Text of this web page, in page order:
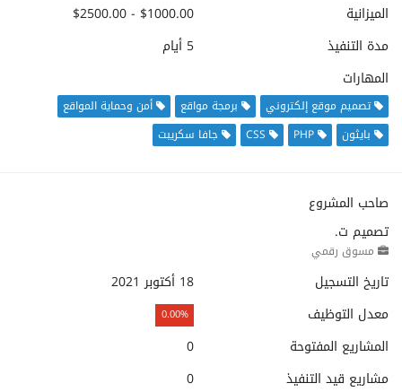
الميزانية
$1000.00 - $2500.00
مدة التنفيذ
5 أيام
المهارات
تصميم موقع إلكتروني برمجة مواقع
أمن وحماية المواقع
بايثون
PHP
CSS جافا سكريبت
صاحب المشروع
تصميم ت.
مسوق رقمي
تاريخ التسجيل
18 أكتوبر 2021
معدل التوظيف
0.00%
المشاريع المفتوحة
0
مشاريع قيد التنفيذ
0